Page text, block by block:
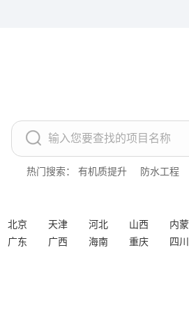
热门搜索： 有机质提升 防水工程
北京 天津 河北 山西 内蒙
广东 广西 海南 重庆 四川